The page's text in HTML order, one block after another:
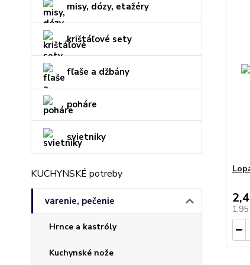
misy, dózy, etažéry
krištáľové sety
fľaše a džbány
poháre
svietniky
KUCHYNSKÉ potreby
varenie, pečenie
Hrnce a kastróly
Kuchynské nože